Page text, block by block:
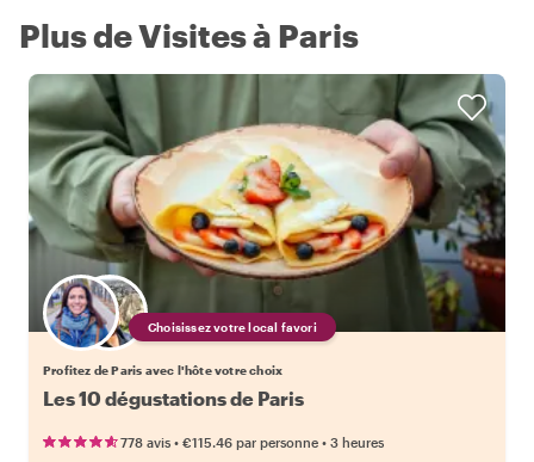
Plus de Visites à Paris
Choisissez votre local favori
Profitez de Paris avec l'hôte votre choix
Les 10 dégustations de Paris
778 avis • €115.46 par personne • 3 heures